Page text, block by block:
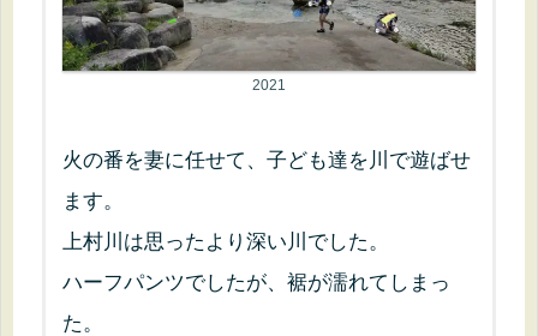
2021
火の番を妻に任せて、子ども達を川で遊ばせ
ます。
上村川は思ったより深い川でした。
ハーフパンツでしたが、裾が濡れてしまっ
た。